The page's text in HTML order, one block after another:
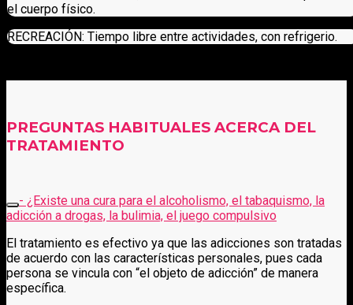
el cuerpo físico.
RECREACIÓN: Tiempo libre entre actividades, con refrigerio.
PREGUNTAS HABITUALES ACERCA DEL
TRATAMIENTO
- ¿Existe una cura para el alcoholismo, el tabaquismo, la
adicción a drogas, la bulimia, el juego compulsivo
El tratamiento es efectivo ya que las adicciones son tratadas
de acuerdo con las características personales, pues cada
persona se vincula con “el objeto de adicción” de manera
específica.